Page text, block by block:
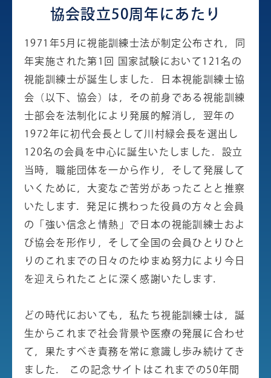
協会設立50周年にあたり
1971年5月に視能訓練士法が制定公布され，同
年実施された第1回 国家試験において121名の
視能訓練士が誕生しました．日本視能訓練士協
会（以下、協会）は，その前身である視能訓練
士部会を法制化により発展的解消し，翌年の
1972年に初代会長として川村緑会長を選出し
120名の会員を中心に誕生いたしました．設立
当時，職能団体を一から作り，そして発展して
いくために，大変なご苦労があったことと推察
いたします．発足に携わった役員の方々と会員
の「強い信念と情熱」で日本の視能訓練士およ
び協会を形作り，そして全国の会員ひとりひと
りのこれまでの日々のたゆまぬ努力により今日
を迎えられたことに深く感謝いたします．
どの時代においても，私たち視能訓練士は，誕
生からこれまで社会背景や医療の発展に合わせ
て，果たすべき責務を常に意識し歩み続けてき
ました． この記念サイトはこれまでの50年間